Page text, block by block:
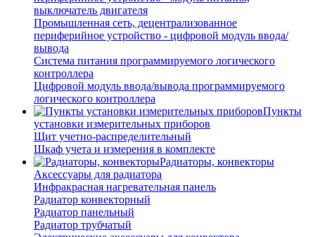
выключатель двигателя
Промышленная сеть, децентрализованное
периферийное устройство - цифровой модуль ввода/
вывода
Система питания программируемого логического
контроллера
Цифровой модуль ввода/вывода программируемого
логического контроллера
Пункты
установки измерительных приборов
Щит учетно-распределительный
Шкаф учета и измерения в комплекте
Радиаторы, конвекторы
Аксессуары для радиатора
Инфракрасная нагревательная панель
Радиатор конвекторный
Радиатор панельный
Радиатор трубчатый